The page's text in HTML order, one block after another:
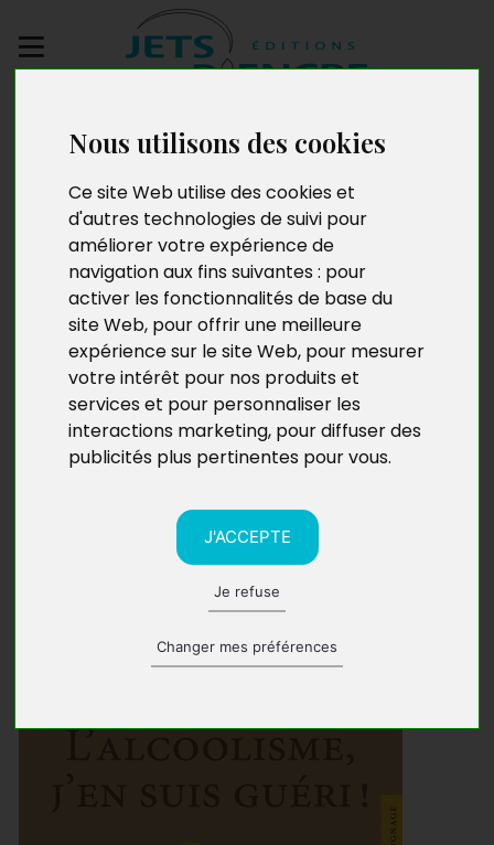
Nous utilisons des cookies
Ce site Web utilise des cookies et
d'autres technologies de suivi pour
améliorer votre expérience de
navigation aux fins suivantes : pour
activer les fonctionnalités de base du
site Web, pour offrir une meilleure
expérience sur le site Web, pour mesurer
votre intérêt pour nos produits et
services et pour personnaliser les
interactions marketing, pour diffuser des
publicités plus pertinentes pour vous.
J'ACCEPTE
Je refuse
Changer mes préférences
manuscrit
L'alcoolisme, j'en suis
guéri !